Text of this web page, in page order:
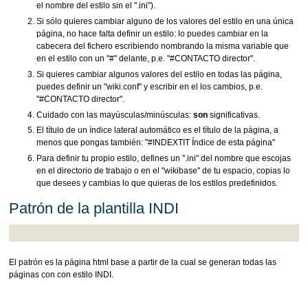
el nombre del estilo sin el ".ini").
Si sólo quieres cambiar alguno de los valores del estilo en una única
página, no hace falta definir un estilo: lo puedes cambiar en la
cabecera del fichero escribiendo nombrando la misma variable que
en el estilo con un "#" delante, p.e. "#CONTACTO director".
Si quieres cambiar algunos valores del estilo en todas las página,
puedes definir un "wiki.conf" y escribir en el los cambios, p.e.
"#CONTACTO director".
Cuidado con las mayúsculas/minúsculas: sonsignificativas.
El título de un índice lateral automático es el título de la página, a
menos que pongas también: "#INDEXTIT Índice de esta página"
Para definir tu propio estilo, defines un ".ini" del nombre que escojas
en el directorio de trabajo o en el "wikibase" de tu espacio, copias lo
que desees y cambias lo que quieras de los estilos predefinidos.
Patrón de la plantilla INDI
El patrón es la página html base a partir de la cual se generan todas las
páginas con con estilo INDI.